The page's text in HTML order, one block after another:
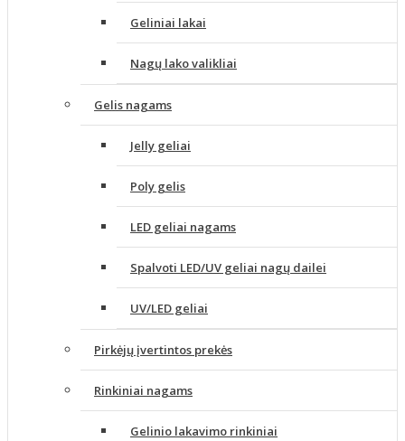
Geliniai lakai
Nagų lako valikliai
Gelis nagams
Jelly geliai
Poly gelis
LED geliai nagams
Spalvoti LED/UV geliai nagų dailei
UV/LED geliai
Pirkėjų įvertintos prekės
Rinkiniai nagams
Gelinio lakavimo rinkiniai